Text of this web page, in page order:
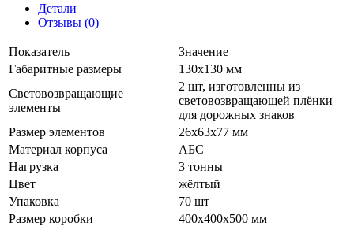
Детали
Отзывы (0)
Показатель
Значение
Габаритные размеры
130х130 мм
Световозвращающие
элементы
2 шт, изготовленны из
световозвращающей плёнки
для дорожных знаков
Размер элементов
26х63х77 мм
Материал корпуса
АБС
Нагрузка
3 тонны
Цвет
жёлтый
Упаковка
70 шт
Размер коробки
400х400х500 мм